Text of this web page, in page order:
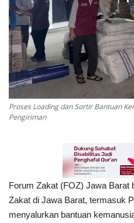
Proses Loading dan Sortir Bantuan
Pengiriman
Forum Zakat (FOZ) Jawa Barat
Zakat di Jawa Barat, termasuk
menyalurkan bantuan